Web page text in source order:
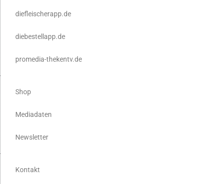
diefleischerapp.de
diebestellapp.de
promedia-thekentv.de
Shop
Mediadaten
Newsletter
Kontakt